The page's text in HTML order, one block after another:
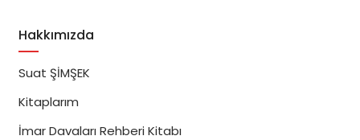
Hakkımızda
Suat ŞİMŞEK
Kitaplarım
İmar Davaları Rehberi Kitabı